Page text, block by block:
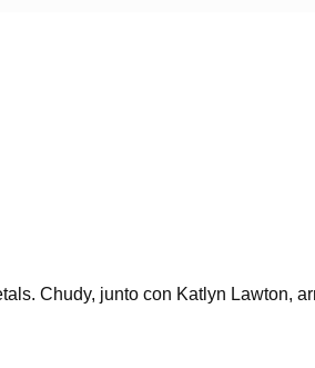
Chudy, junto con Katlyn Lawton,